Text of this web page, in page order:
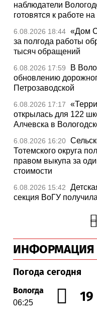
наблюдатели
готовятся к работе
6.08.2026 18:44 «Дом
за полгода работы
тысяч обращений
6.08.2026 17:59
В
обновлению
Петрозаводской
6.08.2026 17:17
открылась для 122
Алчевска в
6.08.2026 16:20
Тотемского округа
правом выкупа за
стоимости
6.08.2026 15:42
секция ВоГУ
силовые шоу
6.08.2026 14:31 Робот
поможет вологжанам
на первоклассника
6.08.2026 14:00
подтвердила курс на
лесовосстановления
ИНФОРМАЦИЯ
Погода сегодня
Вологда
06:25 19